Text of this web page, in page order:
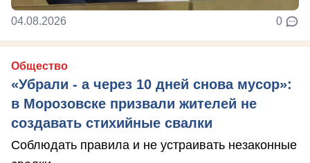
04.08.2026 0
Общество
«Убрали - а через 10 дней снова мусор»:
в Морозовске призвали жителей не
создавать стихийные свалки
Соблюдать правила и не устраивать незаконные